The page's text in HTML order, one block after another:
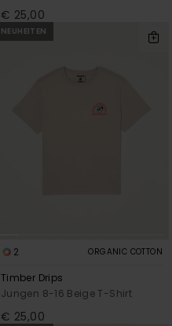
€ 25,00
NEUHEITEN
2 ORGANIC COTTON
Timber Drips
Jungen 8-16 Beige T-Shirt
€ 25,00